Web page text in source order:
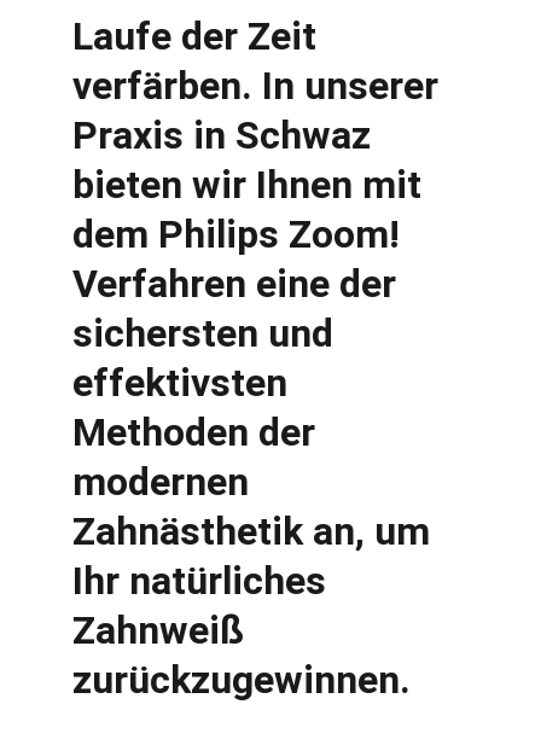
Laufe der Zeit
verfärben. In unserer
Praxis in Schwaz
bieten wir Ihnen mit
dem Philips Zoom!
Verfahren eine der
sichersten und
effektivsten
Methoden der
modernen
Zahnästhetik an, um
Ihr natürliches
Zahnweiß
zurückzugewinnen.